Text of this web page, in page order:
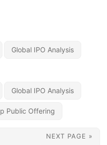
Global IPO Analysis
Global IPO Analysis
Public Offering
NEXT PAGE »